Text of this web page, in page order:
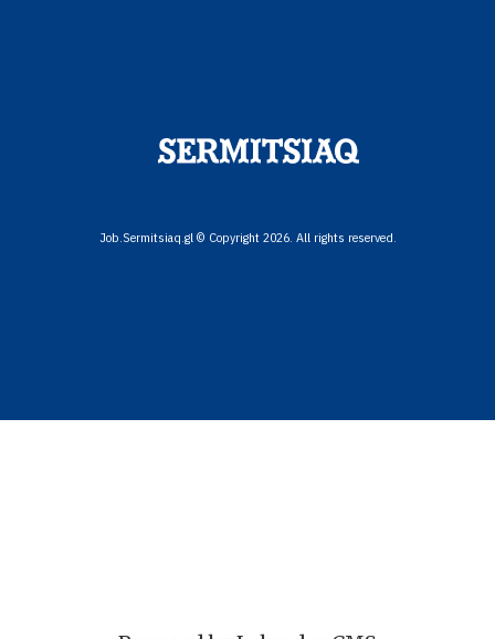
Job.Sermitsiaq.gl © Copyright 2026. All rights reserved.